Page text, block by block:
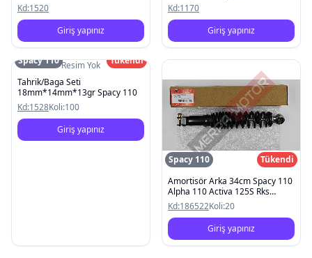
Kd:1520
Giriş yapınız
Kd:1170
Giriş yapınız
Resim Yok
Spacy 110
Tükendi
Tahrik/Baga Seti
18mm*14mm*13gr Spacy 110
Kd:1528Koli:100
Giriş yapınız
Spacy 110
Tükendi
Amortisör Arka 34cm Spacy 110
Alpha 110 Activa 125S Rks
Spontını 110 Kanuni Mati 125
Kd:186522Koli:20
Giriş yapınız